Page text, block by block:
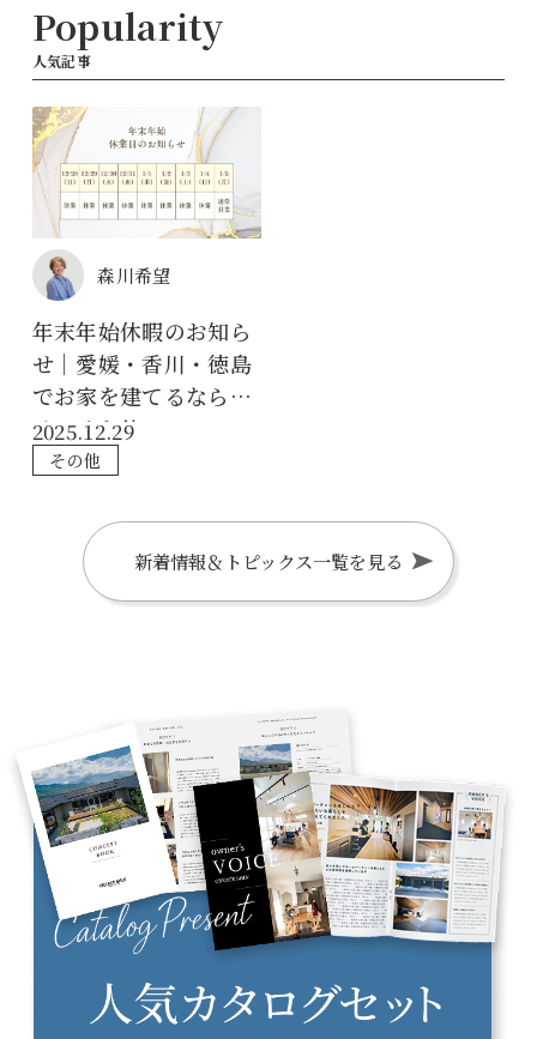
Popularity
人気記事
森川希望
年末年始休暇のお知ら
せ｜愛媛・香川・徳島
でお家を建てるならク
リエイト伸
2025.12.29
その他
新着情報＆トピックス一覧を見る